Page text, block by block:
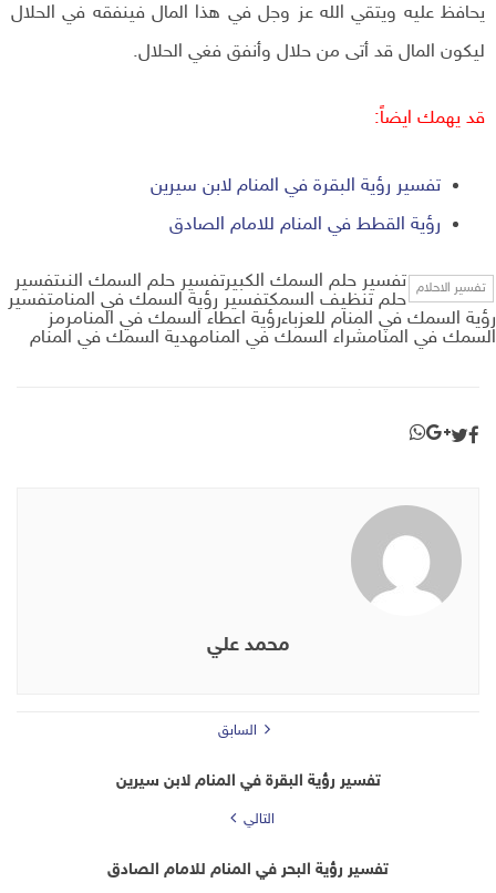
يحافظ عليه ويتقي الله عز وجل في هذا المال فينفقه في الحلال
ليكون المال قد أتى من حلال وأنفق فغي الحلال.
قد يهمك ايضاً:
تفسير رؤية البقرة في المنام لابن سيرين
رؤية القطط في المنام للامام الصادق
تفسير الاحلام
تفسير حلم السمك الكبيرتفسير حلم السمك النىتفسير
حلم تنظيف السمكتفسير رؤية السمك في المنامتفسير
رؤية السمك في المنام للعزباءرؤية اعطاء السمك في المنامرمز
السمك في المنامشراء السمك في المنامهدية السمك في المنام
محمد علي
السابق
تفسير رؤية البقرة في المنام لابن سيرين
التالي
تفسير رؤية البحر في المنام للامام الصادق